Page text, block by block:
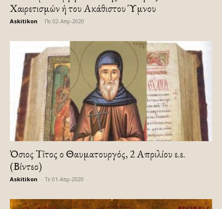
Χαιρετισμών ή του Ακάθιστου Ύμνου
Askitikon Πε 02-Απρ-2020
Όσιος Τίτος ο Θαυματουργός, 2 Απριλίου ε.ε.
(Βίντεο)
Askitikon Τε 01-Απρ-2020